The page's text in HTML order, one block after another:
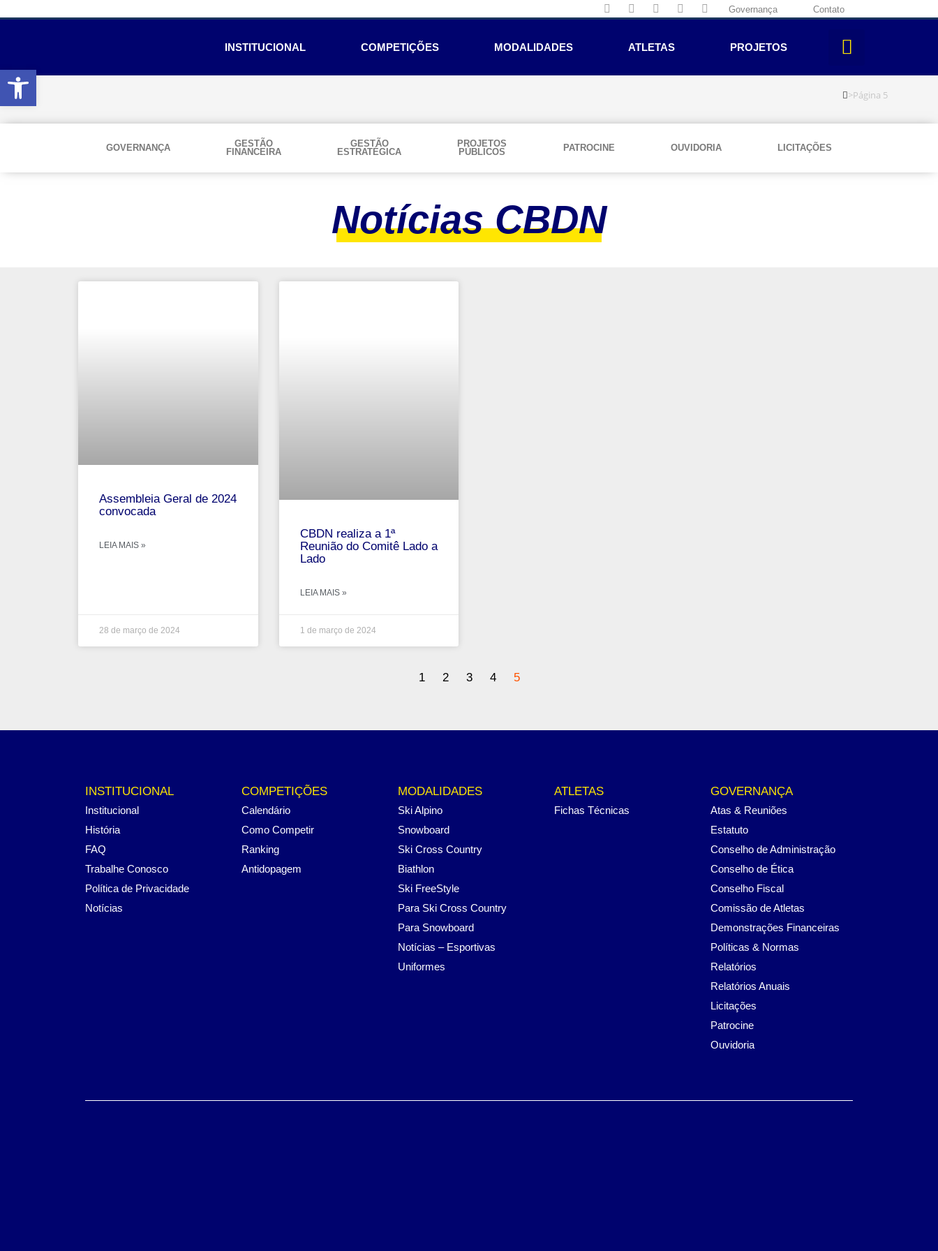
Abrir a barra de ferramentas
Governança Contato
INSTITUCIONAL COMPETIÇÕES MODALIDADES ATLETAS PROJETOS
>Página 5
GOVERNANÇA
GESTÃO
FINANCEIRA
GESTÃO
ESTRATÉGICA
PROJETOS
PÚBLICOS
PATROCINE OUVIDORIA LICITAÇÕES
Notícias CBDN
Assembleia Geral de 2024
convocada
LEIA MAIS »
28 de março de 2024
CBDN realiza a 1ª
Reunião do Comitê Lado a
Lado
LEIA MAIS »
1 de março de 2024
1 2 3 4 5
INSTITUCIONAL
Institucional
História
FAQ
Trabalhe Conosco
Política de Privacidade
Notícias
COMPETIÇÕES
Calendário
Como Competir
Ranking
Antidopagem
MODALIDADES
Ski Alpino
Snowboard
Ski Cross Country
Biathlon
Ski FreeStyle
Para Ski Cross Country
Para Snowboard
Notícias – Esportivas
Uniformes
ATLETAS
Fichas Técnicas
GOVERNANÇA
Atas & Reuniões
Estatuto
Conselho de Administração
Conselho de Ética
Conselho Fiscal
Comissão de Atletas
Demonstrações Financeiras
Políticas & Normas
Relatórios
Relatórios Anuais
Licitações
Patrocine
Ouvidoria